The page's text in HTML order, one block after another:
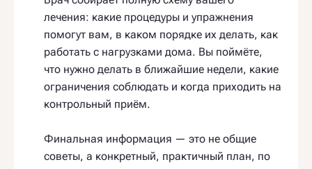
лечения: какие процедуры и упражнения
помогут вам, в каком порядке их делать, как
работать с нагрузками дома. Вы поймёте,
что нужно делать в ближайшие недели, какие
ограничения соблюдать и когда приходить на
контрольный приём.
Финальная информация — это не общие
советы, а конкретный, практичный план, по